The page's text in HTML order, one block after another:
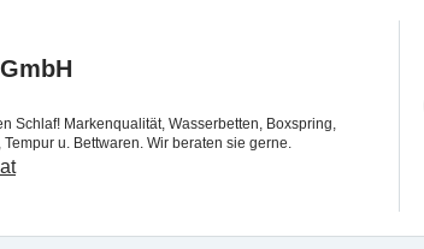
Schlaf! Markenqualität, Wasserbetten, Boxspring,
Tempur u. Bettwaren. Wir beraten sie gerne.